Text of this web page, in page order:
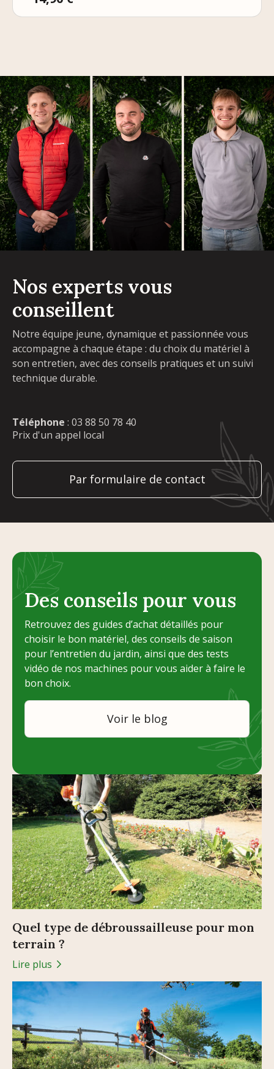
Nos experts vous
conseillent
Notre équipe jeune, dynamique et passionnée vous
accompagne à chaque étape : du choix du matériel à
son entretien, avec des conseils pratiques et un suivi
technique durable.
Téléphone : 03 88 50 78 40
Prix d'un appel local
Par formulaire de contact
Des conseils pour vous
Retrouvez des guides d’achat détaillés pour
choisir le bon matériel, des conseils de saison
pour l’entretien du jardin, ainsi que des tests
vidéo de nos machines pour vous aider à faire le
bon choix.
Voir le blog
Quel type de débroussailleuse pour mon
terrain ?
Lire plus